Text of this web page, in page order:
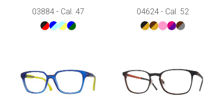
03884 - Cal. 47 04624 - Cal. 52